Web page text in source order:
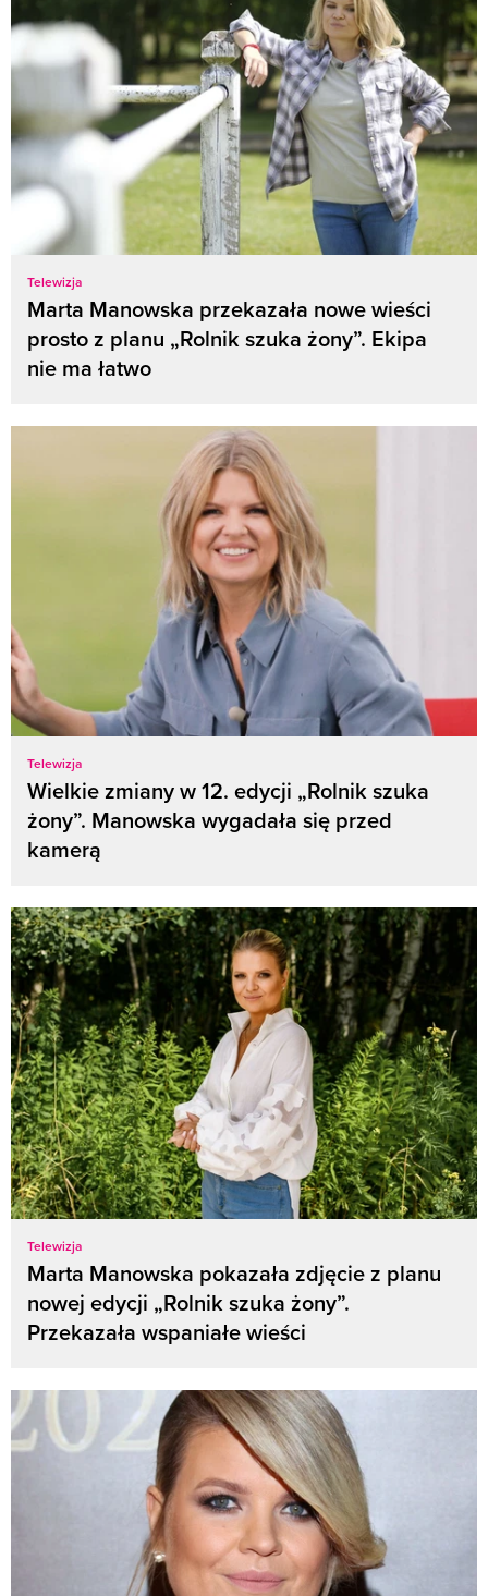
Telewizja
Marta Manowska przekazała nowe wieści
prosto z planu „Rolnik szuka żony”. Ekipa
nie ma łatwo
Telewizja
Wielkie zmiany w 12. edycji „Rolnik szuka
żony”. Manowska wygadała się przed
kamerą
Telewizja
Marta Manowska pokazała zdjęcie z planu
nowej edycji „Rolnik szuka żony”.
Przekazała wspaniałe wieści